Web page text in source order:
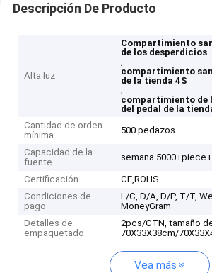
Descripción De Producto
Alta luz
Compartimiento
de los desperdicios
,
compartimiento
de la tienda 4S
,
compartimiento de
del pedal de la
Cantidad de orden
mínima
500 pedazos
Capacidad de la
fuente
semana
Certificación
CE,ROHS
Condiciones de
pago
L/C, D/A, D/P, T/T,
MoneyGram
Detalles de
empaquetado
2pcs/CTN, tamaño
70X33X38cm/
Vea más